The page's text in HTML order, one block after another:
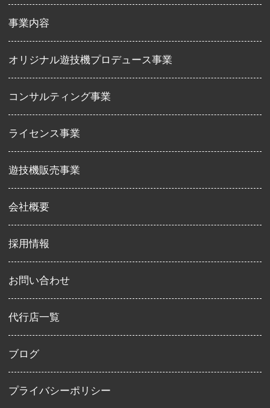
事業内容
オリジナル遊技機プロデュース事業
コンサルティング事業
ライセンス事業
遊技機販売事業
会社概要
採用情報
お問い合わせ
代行店一覧
ブログ
プライバシーポリシー